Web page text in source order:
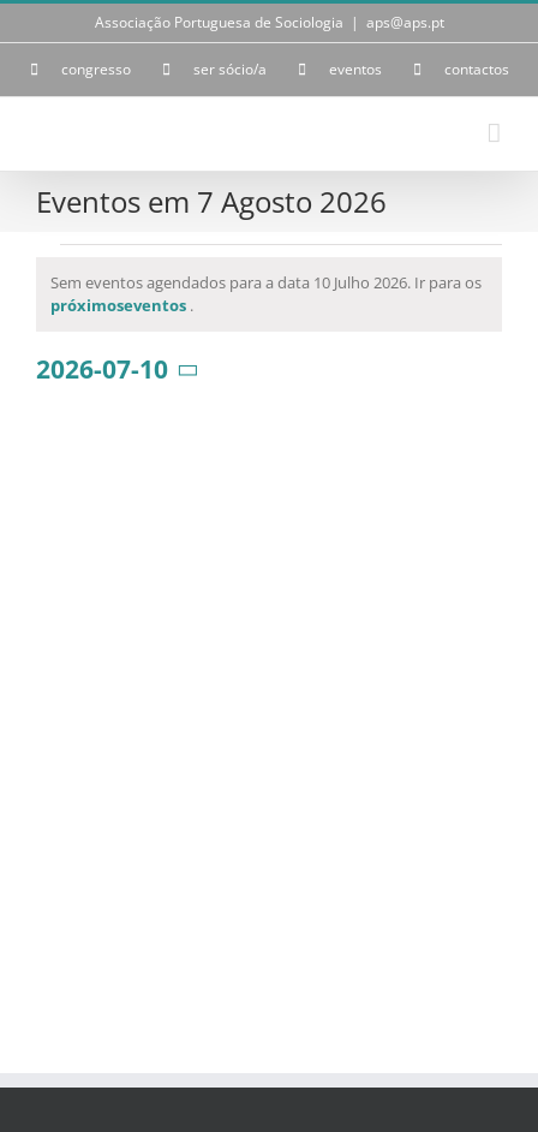
Skip
Associação Portuguesa de Sociologia | aps@aps.pt
congresso ser sócio/a eventos contactos
Eventos em 7 Agosto 2026
Eventos
for
10
Aviso
Sem eventos agendados para a data 10 Julho 2026. Ir para os
próximoseventos .
2026-07-10